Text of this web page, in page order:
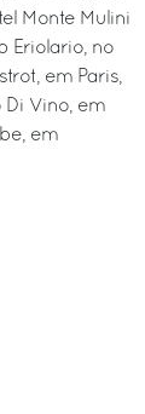
Monte Mulini
Eriolario, no
em Paris,
Di Vino, em
em